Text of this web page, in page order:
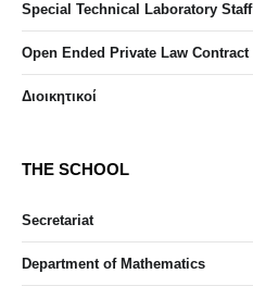
Special Technical Laboratory Staff
Open Ended Private Law Contract
Διοικητικοί
THE SCHOOL
Secretariat
Department of Mathematics